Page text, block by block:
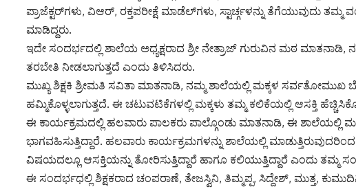
ಪ್ರಾಜೆಕ್ಟರ್‌ಗಳು, ವಿಆರ್, ರಕ್ತಪರೀಕ್ಷೆ ಮಾಡೆಲ್‌ಗಳು, ಸ್ಟಾರ್ಚ್ಗಳನ್ನು ತೆಗೆಯುವುದು
ಮಾಡಿದ್ದರು.
ಇದೇ ಸಂದರ್ಭದಲ್ಲಿ ಶಾಲೆಯ ಅಧ್ಯಕ್ಷರಾದ ಶ್ರೀ ನೇತ್ರಾಜ್ ಗುರುವಿನ ಮಠ ಮಾತನಾಡಿ,
ತರಬೇತಿ ನೀಡಲಾಗುತ್ತದೆ ಎಂದು ತಿಳಿಸಿದರು.
ಮುಖ್ಯ ಶಿಕ್ಷಕಿ ಶ್ರೀಮತಿ ಸವಿತಾ ಮಾತನಾಡಿ, ನಮ್ಮ ಶಾಲೆಯಲ್ಲಿ ಮಕ್ಕಳ ಸರ್ವತೋಮುಖ
ಹಮ್ಮಿಕೊಳ್ಳಲಾಗುತ್ತದೆ. ಈ ಚಟುವಟಿಕೆಗಳಲ್ಲಿ ಮಕ್ಕಳು ತಮ್ಮ ಕಲಿಕೆಯಲ್ಲಿ ಆಸಕ್ತಿ
ಈ ಕಾರ್ಯಕ್ರಮದಲ್ಲಿ ಹಲವಾರು ಪಾಲಕರು ಪಾಲ್ಗೊಂಡು ಮಾತನಾಡಿ, ಈ ಶಾಲೆಯಲ್ಲಿ
ಭಾಗವಹಿಸುತ್ತಿದ್ದಾರೆ. ಹಲವಾರು ಕಾರ್ಯಕ್ರಮಗಳನ್ನು ಶಾಲೆಯಲ್ಲಿ
ವಿಷಯದಲ್ಲೂ ಆಸಕ್ತಿಯನ್ನು ತೋರಿಸುತ್ತಿದ್ದಾರೆ ಹಾಗೂ ಕಲಿಯುತ್ತಿದ್ದಾರೆ ಎಂದು ತಮ್ಮ
ಈ ಸಂದರ್ಭಧಲ್ಲಿ ಶಿಕ್ಷಕರಾದ ಚಂಪರಾಣೆ, ತೇಜಸ್ವಿನಿ, ತಿಮ್ಮಪ್ಪ, ಸಿದ್ದೇಶ್, ಮುತ್ತ,